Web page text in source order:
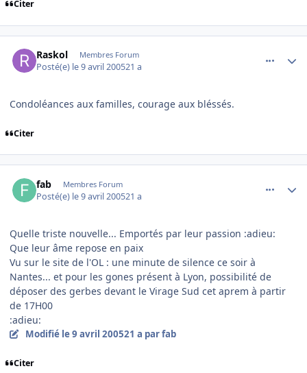
Citer
Raskol Membres Forum
Posté(e) le 9 avril 200521 a
Condoléances aux familles, courage aux bléssés.
Citer
fab Membres Forum
Posté(e) le 9 avril 200521 a
Quelle triste nouvelle... Emportés par leur passion :adieu:
Que leur âme repose en paix
Vu sur le site de l'OL : une minute de silence ce soir à
Nantes... et pour les gones présent à Lyon, possibilité de
déposer des gerbes devant le Virage Sud cet aprem à partir
de 17H00
:adieu:
Modifié le 9 avril 200521 a par fab
Citer